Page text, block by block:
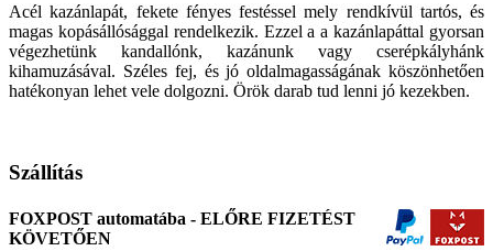
Acél kazánlapát, fekete fényes festéssel mely rendkívül tartós, és
magas kopásállósággal rendelkezik. Ezzel a a kazánlapáttal gyorsan
végezhetünk kandallónk, kazánunk vagy cserépkályhánk
kihamuzásával. Széles fej, és jó oldalmagasságának köszönhetően
hatékonyan lehet vele dolgozni. Örök darab tud lenni jó kezekben.
Szállítás
FOXPOST automatába - ELŐRE FIZETÉST
KÖVETŐEN